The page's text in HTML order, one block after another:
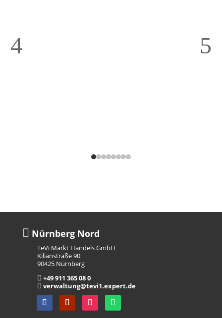
4 5
 Nürnberg Nord
TeVi Markt Handels GmbH
Kilianstraße 90
90425 Nürnberg
 +49 911 365 08 0
 verwaltung@tevi1.expert.de